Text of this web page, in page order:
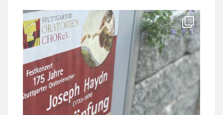
stuttgarter_oratorienchor
Juli 23